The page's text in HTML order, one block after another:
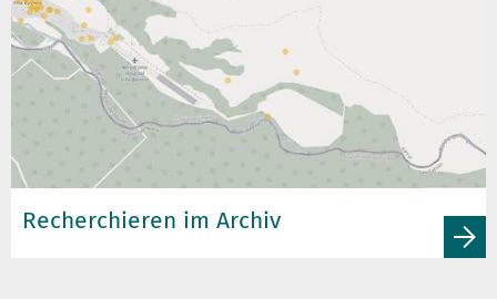
Recherchieren im Archiv